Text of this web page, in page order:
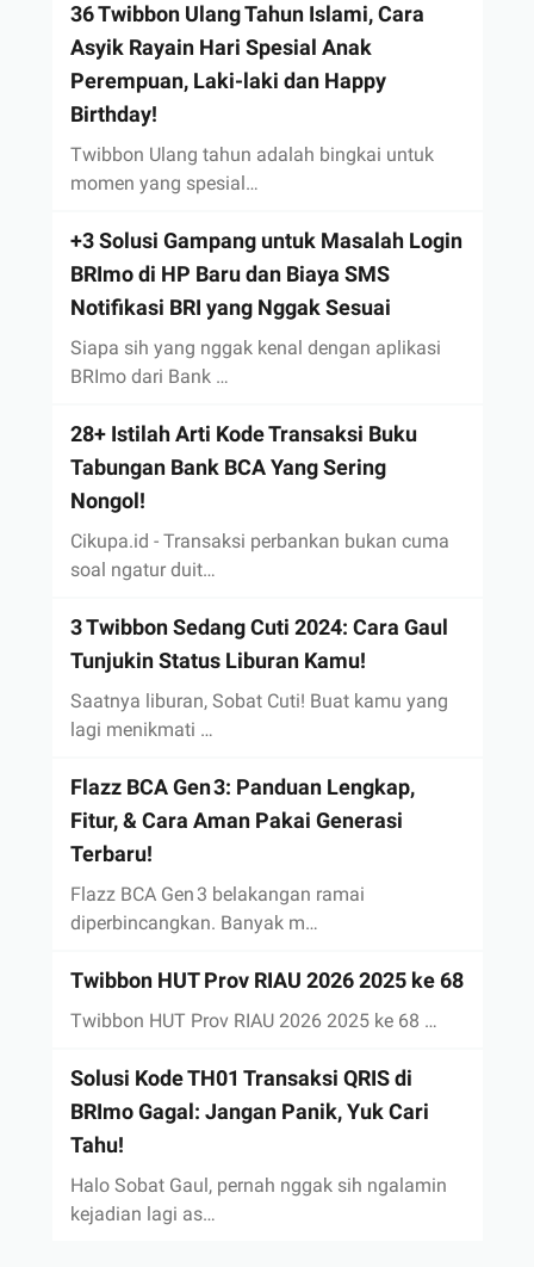
36 Twibbon Ulang Tahun Islami, Cara
Asyik Rayain Hari Spesial Anak
Perempuan, Laki-laki dan Happy
Birthday!
Twibbon Ulang tahun adalah bingkai untuk
momen yang spesial…
+3 Solusi Gampang untuk Masalah Login
BRImo di HP Baru dan Biaya SMS
Notifikasi BRI yang Nggak Sesuai
Siapa sih yang nggak kenal dengan aplikasi
BRImo dari Bank …
28+ Istilah Arti Kode Transaksi Buku
Tabungan Bank BCA Yang Sering
Nongol!
Cikupa.id - Transaksi perbankan bukan cuma
soal ngatur duit…
3 Twibbon Sedang Cuti 2024: Cara Gaul
Tunjukin Status Liburan Kamu!
Saatnya liburan, Sobat Cuti! Buat kamu yang
lagi menikmati …
Flazz BCA Gen 3: Panduan Lengkap,
Fitur, & Cara Aman Pakai Generasi
Terbaru!
Flazz BCA Gen 3 belakangan ramai
diperbincangkan. Banyak m…
Twibbon HUT Prov RIAU 2026 2025 ke 68
Twibbon HUT Prov RIAU 2026 2025 ke 68 …
Solusi Kode TH01 Transaksi QRIS di
BRImo Gagal: Jangan Panik, Yuk Cari
Tahu!
Halo Sobat Gaul, pernah nggak sih ngalamin
kejadian lagi as…